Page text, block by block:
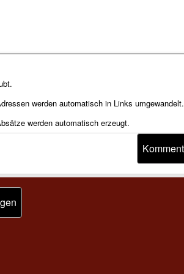
werden automatisch in Links umgewandelt.
werden automatisch erzeugt.